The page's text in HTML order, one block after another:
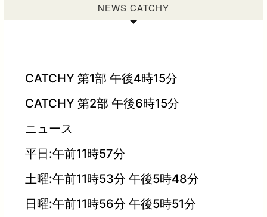
NEWS CATCHY
CATCHY 第1部 午後4時15分
CATCHY 第2部 午後6時15分
ニュース
平日:午前11時57分
土曜:午前11時53分 午後5時48分
日曜:午前11時56分 午後5時51分